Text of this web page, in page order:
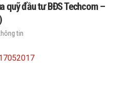
quỹ đầu tư BĐS Techcom –
tin